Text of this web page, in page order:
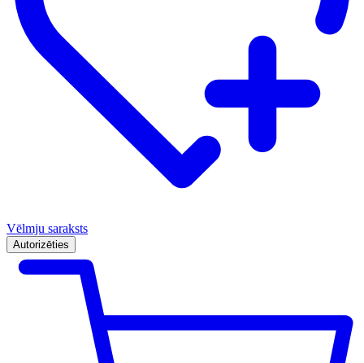
Vēlmju saraksts
Autorizēties